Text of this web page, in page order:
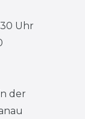
Uhr
der